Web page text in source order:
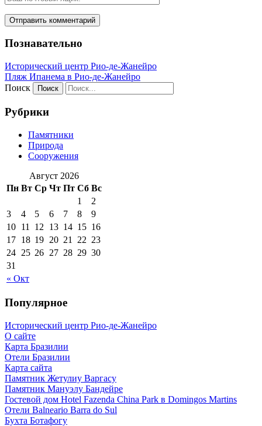
Познавательно
Исторический центр Рио-де-Жанейро
Пляж Ипанема в Рио-де-Жанейро
Поиск
Рубрики
Памятники
Природа
Сооружения
Август 2026
Пн Вт Ср Чт Пт Сб Вс
« Окт
1
2
3
4 5 6 7 8
9
10 11 12 13 14 15 16
17 18 19 20 21 22 23
24 25 26 27 28 29 30
31
Популярное
Исторический центр Рио-де-Жанейро
О сайте
Карта Бразилии
Отели Бразилии
Карта сайта
Памятник Жетулиу Варгасу
Памятник Мануэлу Бандейре
Гостевой дом Hotel Fazenda China Park в Domingos Martins
Отели Balneario Barra do Sul
Бухта Ботафогу